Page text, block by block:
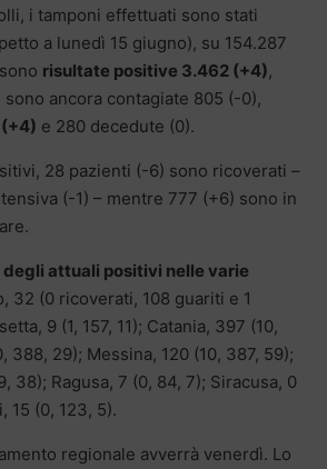
i tamponi effettuati sono stati
a lunedì 15 giugno), su 154.287
risultate positive 3.462 (+4),
ancora contagiate 805 (-0),
e 280 decedute (0).
28 pazienti (-6) sono ricoverati –
(-1) – mentre 777 (+6) sono in
attuali positivi nelle varie
32 (0 ricoverati, 108 guariti e 1
9 (1, 157, 11); Catania, 397 (10,
388, 29); Messina, 120 (10, 387, 59);
38); Ragusa, 7 (0, 84, 7); Siracusa, 0
15 (0, 123, 5).
regionale avverrà venerdì. Lo